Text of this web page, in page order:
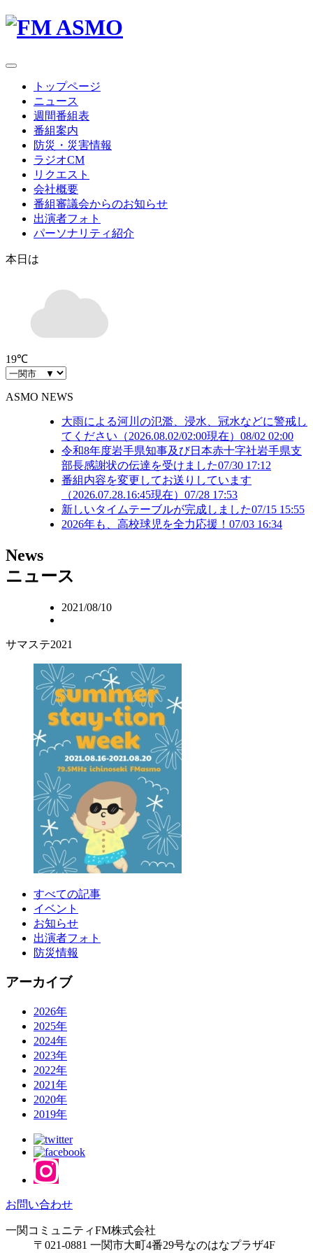
toggle
navigationトップページ
ニュース
週間番組表
番組案内
防災・災害情報
ラジオCM
リクエスト
会社概要
番組審議会からのお知らせ
出演者フォト
パーソナリティ紹介
本日は
19℃
ASMO NEWS
大雨による河川の氾濫、浸水、冠水などに警戒し
てください（2026.08.02/02:00現在） 08/02 02:00
令和8年度岩手県知事及び日本赤十字社岩手県支
部長感謝状の伝達を受けました07/30 17:12
番組内容を変更してお送りしています
（2026.07.28.16:45現在） 07/28 17:53
新しいタイムテーブルが完成しました07/15 15:55
2026年も、高校球児を全力応援！ 07/03 16:34
News
ニュース
2021/08/10
サマステ2021
すべての記事
イベント
お知らせ
出演者フォト
防災情報
アーカイブ
2026年
2025年
2024年
2023年
2022年
2021年
2020年
2019年
お問い合わせ
一関コミュニティFM株式会社
〒021-0881 一関市大町4番29号なのはなプラザ4F